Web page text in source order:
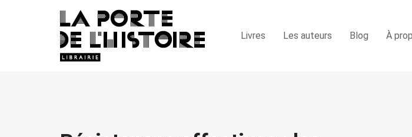
Livres Les auteurs Blog À